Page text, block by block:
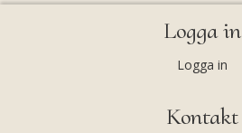
Logga in
Logga in
Kontakt